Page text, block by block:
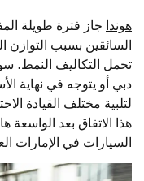
هوندا جاز فترة طويلة
السائقين بسبب التوازن
تحمل التكاليف النمط.
دبي أو يتوجه في نهاية
لتلبية مختلف القيادة
هذا الاتفاق بعد
السيارات في الإمارات